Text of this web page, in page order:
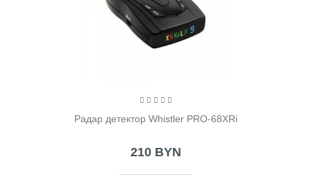
Радар детектор Whistler PRO-68XRi
210 BYN